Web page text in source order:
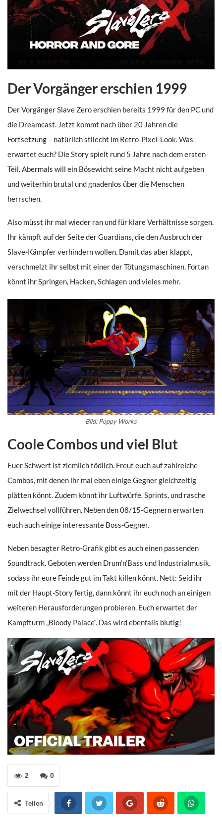
Der Vorgänger erschien 1999
Der Vorgänger Slave Zero erschien bereits 1999 für den PC und
die Dreamcast. Jetzt kommt nach über 20 Jahren die
Fortsetzung – natürlich stilecht im Retro-Pixel-Look. Was
erwartet euch? Die Story spielt rund 5 Jahre nach dem ersten
Teil. Abermals will ein Bösewicht seine Macht nicht aufgeben
und weiterhin brutal und gnadenlos über die Menschen
herrschen.
Also müsst ihr mal wieder ran und für klare Verhältnisse sorgen.
Ihr kämpft auf der Seite der Guardians, die den Ausbruch der
Slave-Kämpfer verhindern wollen. Damit das aber klappt,
verschmelzt ihr selbst mit einer der Tötungsmaschinen. Fortan
könnt ihr Springen, Hacken, Schlagen und vieles mehr.
Bild: Poppy Works
Coole Combos und viel Blut
Euer Schwert ist ziemlich tödlich. Freut euch auf zahlreiche
Combos, mit denen ihr mal eben einige Gegner gleichzeitig
plätten könnt. Zudem könnt ihr Luftwürfe, Sprints, und rasche
Zielwechsel vollführen. Neben den 08/15-Gegnern erwarten
euch auch einige interessante Boss-Gegner.
Neben besagter Retro-Grafik gibt es auch einen passenden
Soundtrack. Geboten werden Drum’n’Bass und Industrialmusik,
sodass ihr eure Feinde gut im Takt killen könnt. Nett: Seid ihr
mit der Haupt-Story fertig, dann könnt ihr euch noch an einigen
weiteren Herausforderungen probieren. Euch erwartet der
Kampfturm „Bloody Palace“. Das wird ebenfalls blutig!
0
2
Teilen